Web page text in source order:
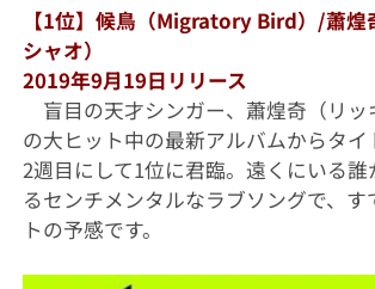
【1位】候鳥（Migratory Bird）/蕭煌
シャオ）
2019年9月19日リリース
盲目の天才シンガー、蕭煌奇（リッ
の大ヒット中の最新アルバムからタ
2週目にして1位に君臨。遠くにいる
るセンチメンタルなラブソングで、す
トの予感です。